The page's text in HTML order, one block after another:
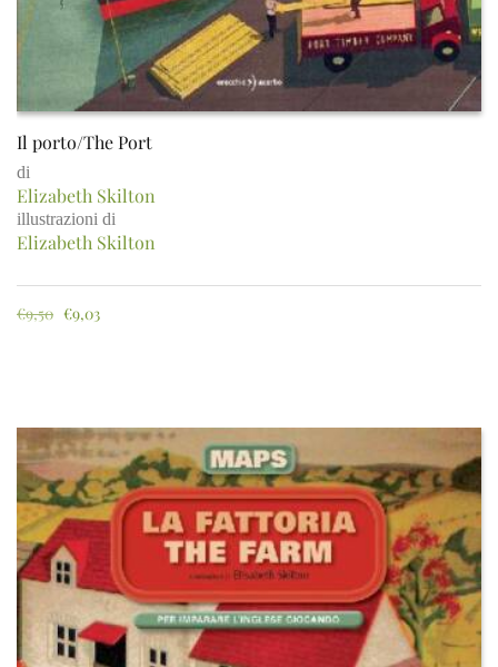
Il porto/The Port
di
Elizabeth Skilton
illustrazioni di
Elizabeth Skilton
€9,50 €9,03